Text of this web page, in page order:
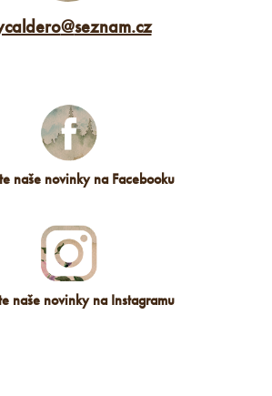
@seznam.cz
naše novinky na Facebooku
naše novinky na Instagramu